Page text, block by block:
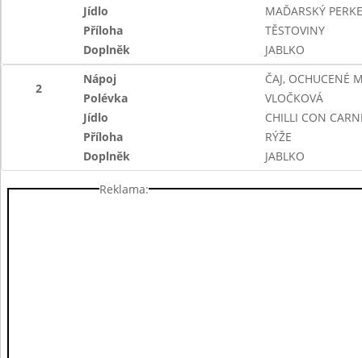
Jídlo
MAĎARSKÝ
Příloha
TĚSTOVINY
Doplněk
JABLKO
2
Nápoj
ČAJ, OCHUCENÉ
Polévka
VLOČKOVÁ
Jídlo
CHILLI CON
Příloha
RÝŽE
Doplněk
JABLKO
Reklama: